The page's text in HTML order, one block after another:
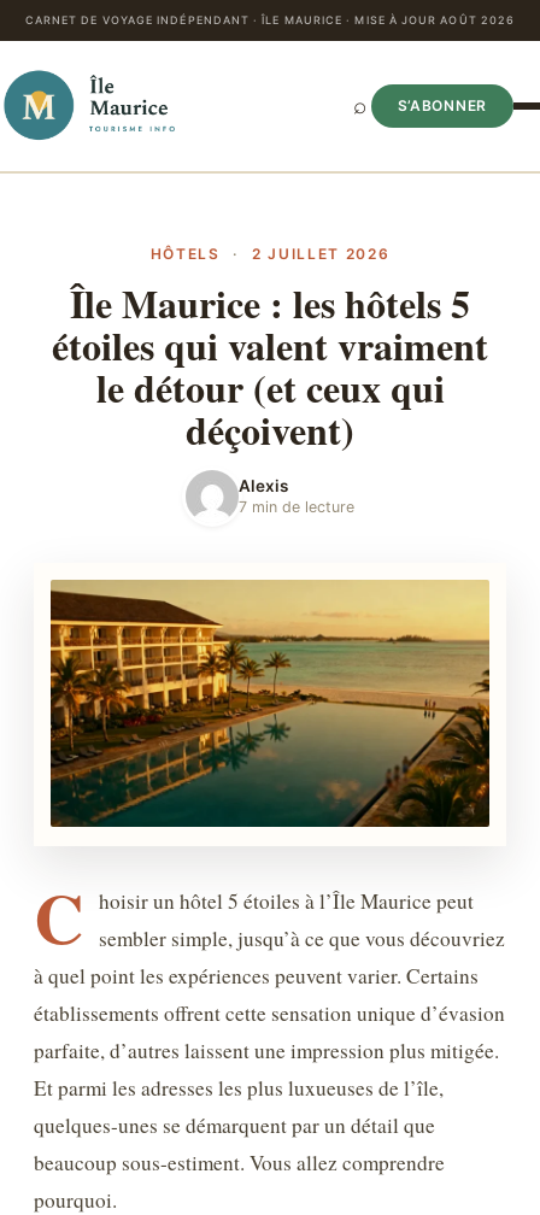
CARNET DE VOYAGE INDÉPENDANT · ÎLE MAURICE · MISE À JOUR AOÛT 2026
⌕ S’ABONNER
HÔTELS · 2 JUILLET 2026
Île Maurice : les hôtels 5
étoiles qui valent vraiment
le détour (et ceux qui
déçoivent)
Alexis
7 min de lecture
C
hoisir un hôtel 5 étoiles à l’Île Maurice peut
sembler simple, jusqu’à ce que vous découvriez
à quel point les expériences peuvent varier. Certains
établissements offrent cette sensation unique d’évasion
parfaite, d’autres laissent une impression plus mitigée.
Et parmi les adresses les plus luxueuses de l’île,
quelques-unes se démarquent par un détail que
beaucoup sous-estiment. Vous allez comprendre
pourquoi.